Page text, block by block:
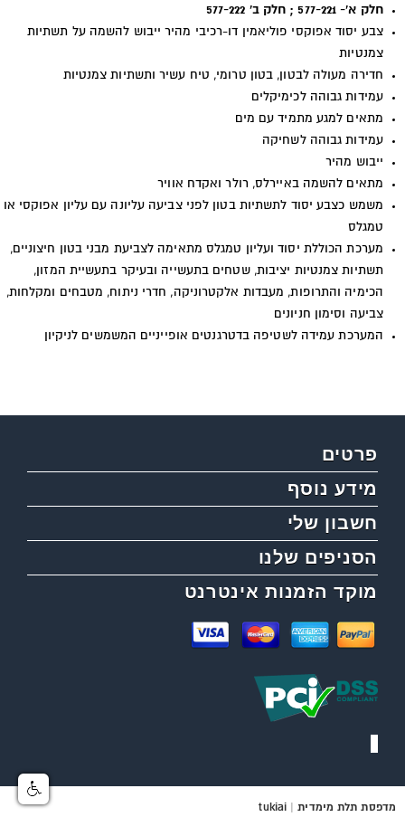
חלק א'- 577-221 ; חלק ב' 577-222
צבע יסוד אפוקסי פוליאמין דו-רכיבי מהיר ייבוש להשמה על תשתיות
צמנטיות
חדירה מעולה לבטון, בטון טרומי, טיח עשיר ותשתיות צמנטיות
עמידות גבוהה לכימיקלים
מתאים למגע מתמיד עם מים
עמידות גבוהה לשחיקה
ייבוש מהיר
מתאים להשמה באיירלס, רולר ואקדח אוויר
משמש כצבע יסוד לתשתיות בטון לפני צביעה עליונה עם עליון אפוקסי או
טמגלס
מערכת הכוללת יסוד ועליון טמגלס מתאימה לצביעת מבני בטון חיצוניים,
תשתיות צמנטיות יציבות, שטחים בתעשייה ובעיקר בתעשיית המזון,
הכימיה והתרופות, מעבדות אלקטרוניקה, חדרי ניתוח, מטבחים ומקלחות,
צביעה וסימון חניונים
המערכת עמידה לשטיפה בדטרגנטים אופייניים המשמשים לניקיון
פרטים
מידע נוסף
חשבון שלי
הסניפים שלנו
מוקד הזמנות אינטרנט
מדפסת תלת מימדית|
tukiai